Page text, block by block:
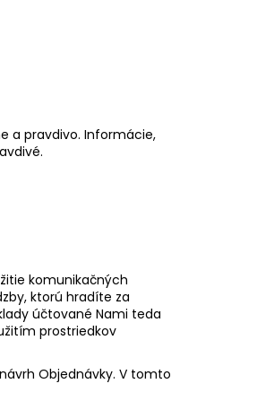
a pravdivo. Informácie,
komunikačných
ktorú hradíte za
účtované Nami teda
prostriedkov
Objednávky. V tomto